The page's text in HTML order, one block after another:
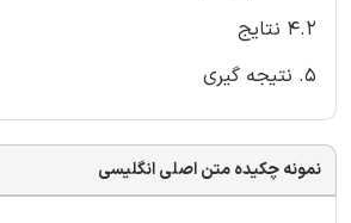
4.2 نتایج
5. نتیجه گیری
نمونه چکیده متن اصلی انگلیسی